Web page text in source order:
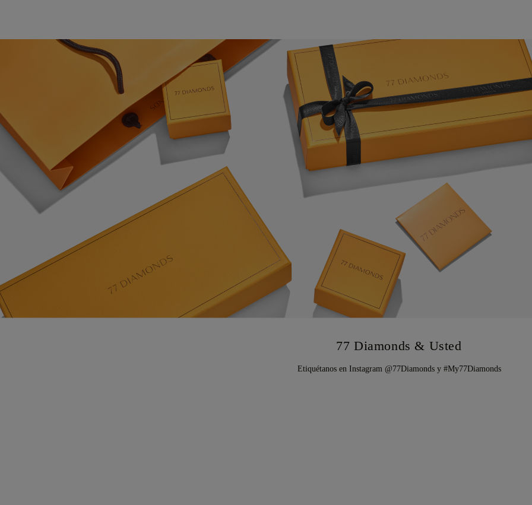
77 Diamonds & Usted
Etiquétanos en Instagram @77Diamonds y #My77Diamonds